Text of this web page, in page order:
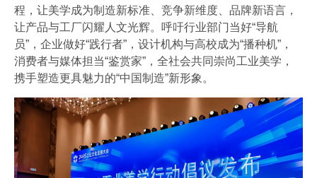
会员风采
协会月刊
电子竞技官网·（中国）官方网站
程，让美学成为制造新标准、竞争新维度、品牌新语言，
让产品与工厂闪耀人文光辉。呼吁行业部门当好“导航
员”，企业做好“践行者”，设计机构与高校成为“播种机”，
消费者与媒体担当“鉴赏家”，全社会共同崇尚工业美学，
携手塑造更具魅力的“中国制造”新形象。